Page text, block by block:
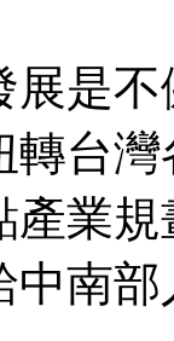
展是
轉台
產業
中南